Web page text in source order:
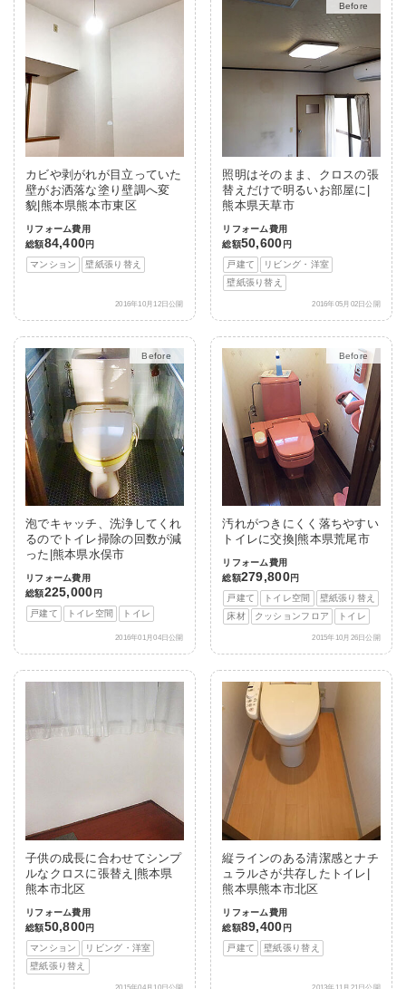
カビや剥がれが目立っていた
壁がお洒落な塗り壁調へ変
貌|熊本県熊本市東区
リフォーム費用
総額84,400円
マンション
壁紙張り替え
2016年10月12日公開
After
照明はそのまま、クロスの張
替えだけで明るいお部屋に|
熊本県天草市
リフォーム費用
総額50,600 円
戸建て
リビング・洋室
壁紙張り替え
2016年05月02日公開
After
泡でキャッチ、洗浄してくれ
るのでトイレ掃除の回数が減
った|熊本県水俣市
リフォーム費用
総額225,000 円
戸建て
トイレ空間 トイレ
2016年01月04日公開
After
汚れがつきにくく落ちやすい
トイレに交換|熊本県荒尾市
リフォーム費用
総額279,800円
戸建て
トイレ空間
壁紙張り替え
床材
クッションフロア トイレ
2015年10月26日公開
子供の成長に合わせてシンプ
ルなクロスに張替え|熊本県
熊本市北区
リフォーム費用
総額50,800円
マンション
リビング・洋室
壁紙張り替え
2015年04月10日公開
縦ラインのある清潔感とナチ
ュラルさが共存したトイレ|
熊本県熊本市北区
リフォーム費用
総額89,400 円
戸建て
壁紙張り替え
2013年11月21日公開